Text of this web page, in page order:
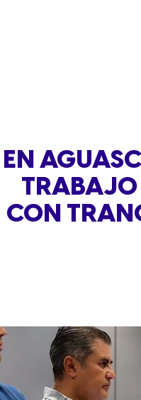
EN
TRABAJO
CON